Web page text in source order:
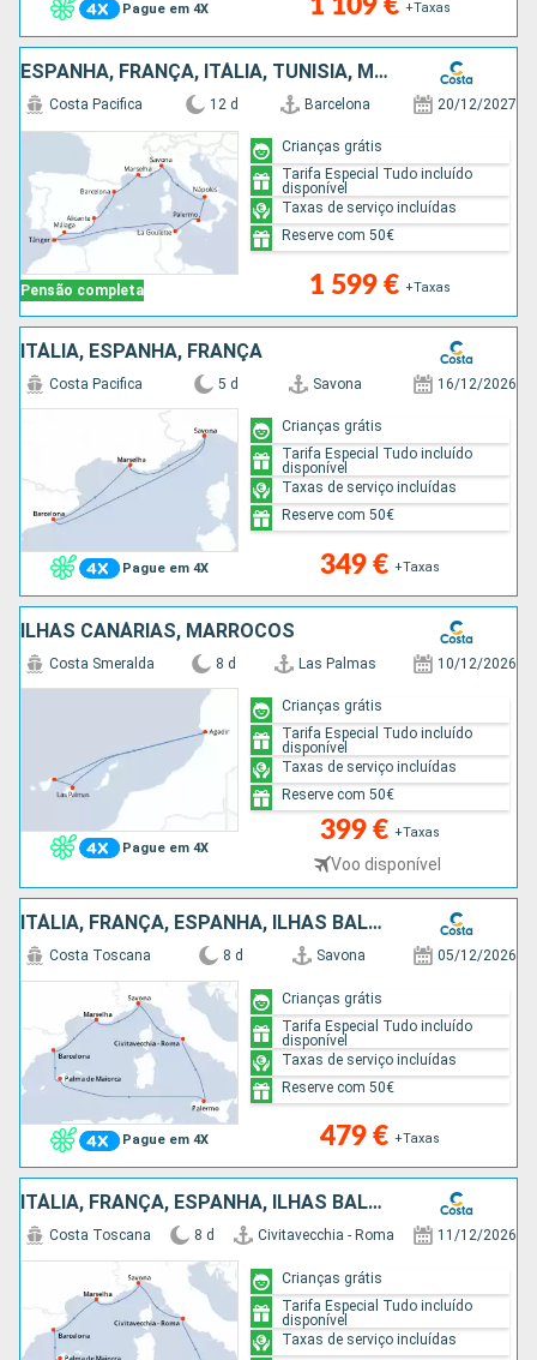
Pague em 4X +Taxas
ESPANHA, FRANÇA, ITÁLIA, TUNÍSIA, MARROCOS
Pensão completa
Costa Pacifica 12 d Barcelona 20/12/2027
1 599 € +Taxas
Crianças grátis
Tarifa Especial Tudo incluído
disponível
Taxas de serviço incluídas
Reserve com 50€
ITÁLIA, ESPANHA, FRANÇA
Pague em 4X
Costa Pacifica 5 d Savona 16/12/2026
349 € +Taxas
Crianças grátis
Tarifa Especial Tudo incluído
disponível
Taxas de serviço incluídas
Reserve com 50€
ILHAS CANÁRIAS, MARROCOS
Pague em 4X
Costa Smeralda 8 d Las Palmas 10/12/2026
399 € +Taxas
Voo disponível
Crianças grátis
Tarifa Especial Tudo incluído
disponível
Taxas de serviço incluídas
Reserve com 50€
ITÁLIA, FRANÇA, ESPANHA, ILHAS BALEARES
Pague em 4X
Costa Toscana 8 d Savona 05/12/2026
479 € +Taxas
Crianças grátis
Tarifa Especial Tudo incluído
disponível
Taxas de serviço incluídas
Reserve com 50€
ITÁLIA, FRANÇA, ESPANHA, ILHAS BALEARES
Costa Toscana 8 d Civitavecchia - Roma 11/12/2026
Crianças grátis
Tarifa Especial Tudo incluído
disponível
Taxas de serviço incluídas